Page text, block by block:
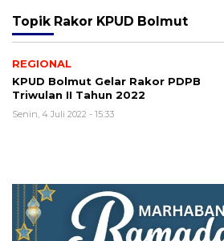
Topik Rakor KPUD Bolmut
REGIONAL
KPUD Bolmut Gelar Rakor PDPB
Triwulan II Tahun 2022
Senin, 4 Juli 2022 - 15:33